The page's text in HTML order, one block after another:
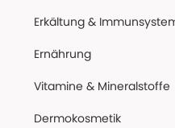
Erkältung &
Ernährung
Vitamine & Mineralstoffe
Dermokosmetik